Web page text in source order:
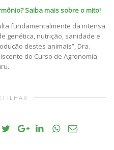
Saiba mais sobre o mito!
fundamentalmente da intensa
genética, nutrição, sanidade e
destes animais”, Dra.
do Curso de Agronomia